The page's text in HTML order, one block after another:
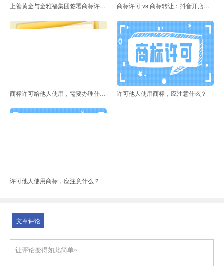
上善黄金与金雅福集团签署商标许可协议 商标许可 vs 商标转让：抖音开店选哪个？
商标许可给他人使用，需要办理什么手续？ 许可他人使用商标，应注意什么？
许可他人使用商标，应注意什么？
文章评论